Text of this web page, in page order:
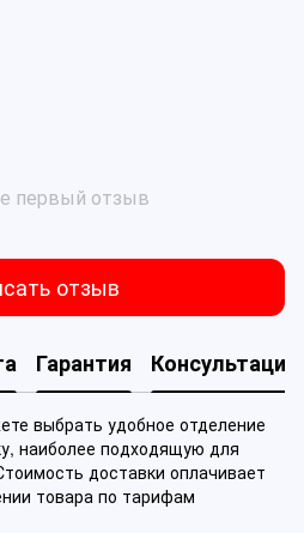
первый отзыв
отзыв
Гарантия Консультация
выбрать удобное отделение
наиболее подходящую для
доставки оплачивает
товара по тарифам